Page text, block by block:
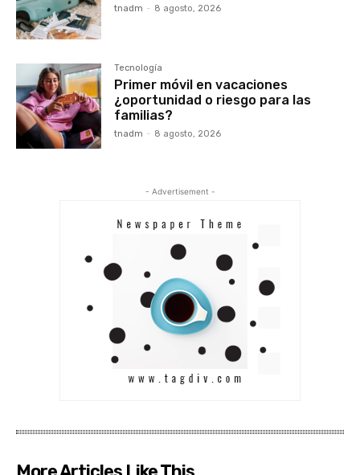
tnadm - 8 agosto, 2026
Tecnología
Primer móvil en vacaciones
¿oportunidad o riesgo para las
familias?
tnadm - 8 agosto, 2026
- Advertisement -